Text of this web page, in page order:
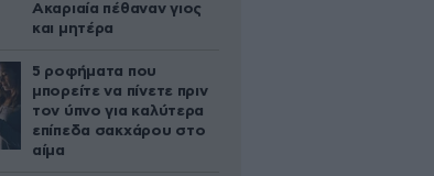
Ακαριαία πέθαναν γιος
και μητέρα
5 ροφήματα που
μπορείτε να πίνετε πριν
τον ύπνο για καλύτερα
επίπεδα σακχάρου στο
αίμα